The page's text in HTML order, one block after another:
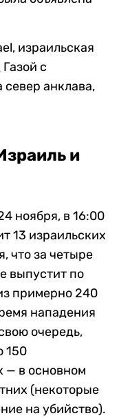
израильская
с
анклава,
и
ноября, в 16:00
13 израильских
что за четыре
выпустит по
примерно 240
нападения
очередь,
150
— в основном
(некоторые
на убийство).